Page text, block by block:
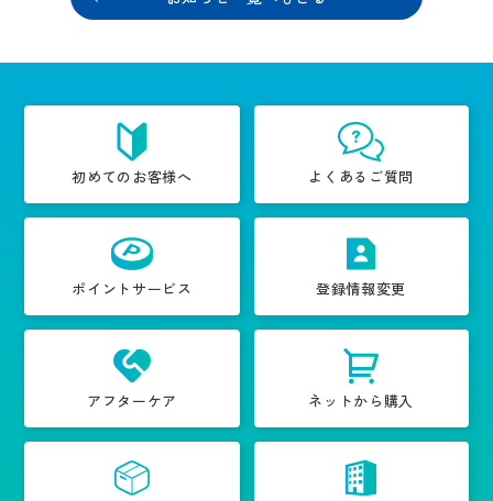
初めてのお客様へ よくあるご質問
ポイントサービス 登録情報変更
アフターケア ネットから購入